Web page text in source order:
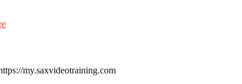
my.saxvideotraining.com